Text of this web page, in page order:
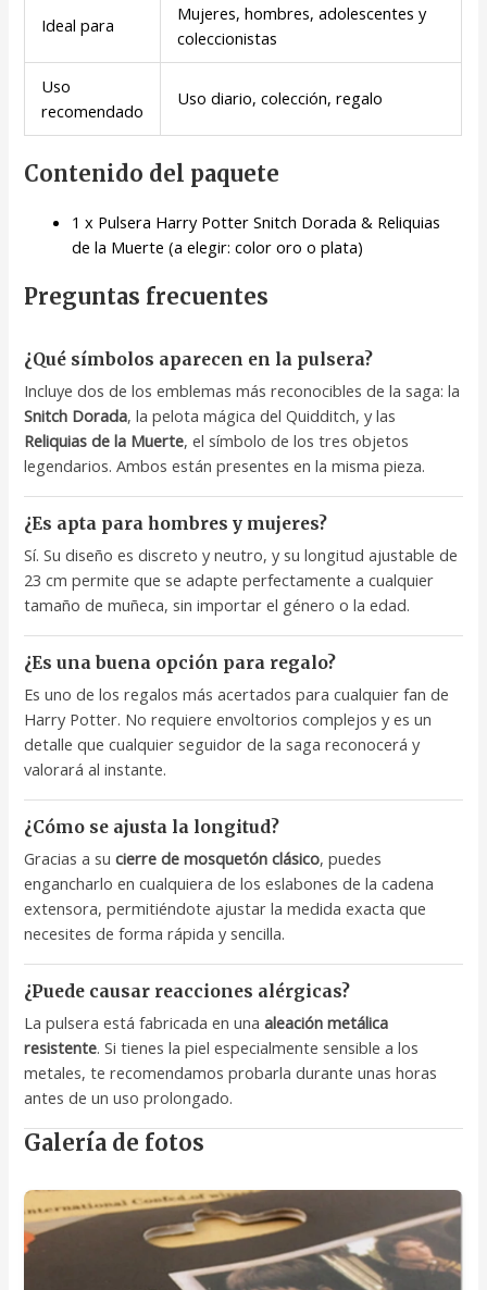
Ideal para
Mujeres, hombres, adolescentes y
coleccionistas
Uso
recomendado
Uso diario, colección, regalo
Contenido del paquete
1 x Pulsera Harry Potter Snitch Dorada & Reliquias
de la Muerte (a elegir: color oro o plata)
Preguntas frecuentes
¿Qué símbolos aparecen en la pulsera?
Incluye dos de los emblemas más reconocibles de la saga: la
Snitch Dorada, la pelota mágica del Quidditch, y las
Reliquias de la Muerte, el símbolo de los tres objetos
legendarios. Ambos están presentes en la misma pieza.
¿Es apta para hombres y mujeres?
Sí. Su diseño es discreto y neutro, y su longitud ajustable de
23 cm permite que se adapte perfectamente a cualquier
tamaño de muñeca, sin importar el género o la edad.
¿Es una buena opción para regalo?
Es uno de los regalos más acertados para cualquier fan de
Harry Potter. No requiere envoltorios complejos y es un
detalle que cualquier seguidor de la saga reconocerá y
valorará al instante.
¿Cómo se ajusta la longitud?
Gracias a sucierre de mosquetón clásico, puedes
engancharlo en cualquiera de los eslabones de la cadena
extensora, permitiéndote ajustar la medida exacta que
necesites de forma rápida y sencilla.
¿Puede causar reacciones alérgicas?
La pulsera está fabricada en unaaleación metálica
resistente. Si tienes la piel especialmente sensible a los
metales, te recomendamos probarla durante unas horas
antes de un uso prolongado.
Galería de fotos